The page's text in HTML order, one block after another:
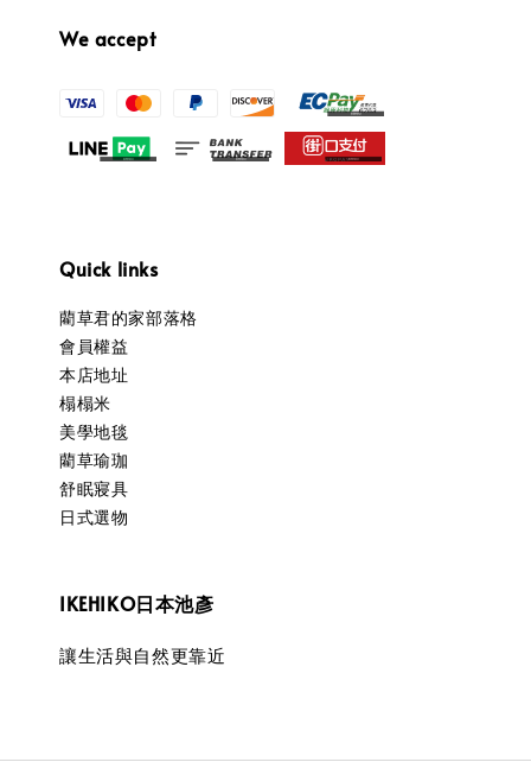
We accept
Quick links
藺草君的家部落格
會員權益
本店地址
榻榻米
美學地毯
藺草瑜珈
舒眠寢具
日式選物
IKEHIKO日本池彥
讓生活與自然更靠近